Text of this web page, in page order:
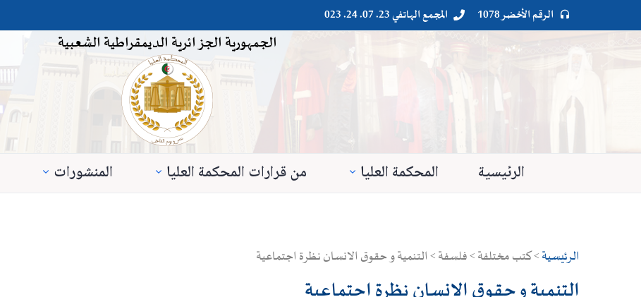

 الرقم الأخضر 1078 
 المجمع الهاتفي 23. 07. 24. 023
الجمهورية الجزائرية الديمقراطية الشعبية
الرئيسية المحكمة العليا من قرارات المحكمة العليا المنشورات
الرئيسية> كتب مختلفة > فلسفة > التنمية و حقوق الانسان نظرة اجتماعية